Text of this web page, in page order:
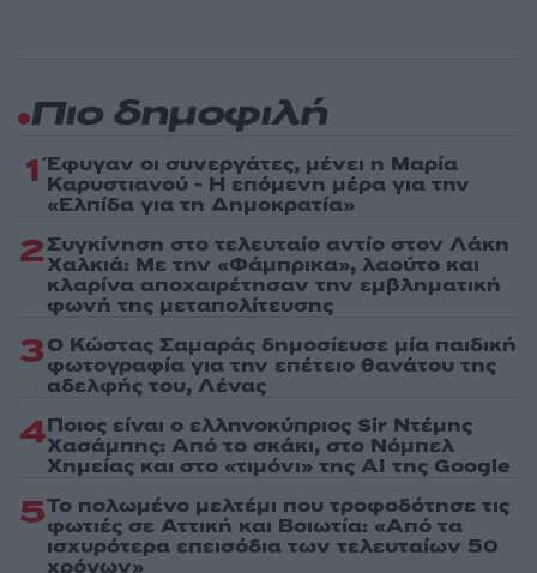
Πιο δημοφιλή
1 Έφυγαν οι συνεργάτες, μένει η Μαρία
Καρυστιανού - Η επόμενη μέρα για την
«Ελπίδα για τη Δημοκρατία»
2Συγκίνηση στο τελευταίο αντίο στον Λάκη
Χαλκιά: Με την «Φάμπρικα», λαούτο και
κλαρίνα αποχαιρέτησαν την εμβληματική
φωνή της μεταπολίτευσης
3Ο Κώστας Σαμαράς δημοσίευσε μία παιδική
φωτογραφία για την επέτειο θανάτου της
αδελφής του, Λένας
4Ποιος είναι ο ελληνοκύπριος Sir Ντέμης
Χασάμπης: Από το σκάκι, στο Νόμπελ
Χημείας και στο «τιμόνι» της AI της Google
5Το πολωμένο μελτέμι που τροφοδότησε τις
φωτιές σε Αττική και Βοιωτία: «Από τα
ισχυρότερα επεισόδια των τελευταίων 50
χρόνων»